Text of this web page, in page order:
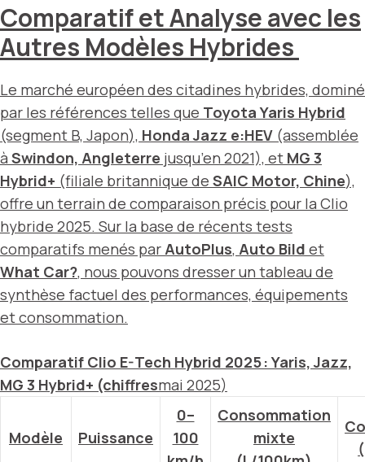
Comparatif et Analyse avec les
Autres Modèles Hybrides
Le marché européen des citadines hybrides, dominé
par les références telles que Toyota Yaris Hybrid
(segment B, Japon), Honda Jazz e:HEV (assemblée
à Swindon, Angleterre jusqu’en 2021), et MG 3
Hybrid+ (filiale britannique de SAIC Motor, Chine),
offre un terrain de comparaison précis pour la Clio
hybride 2025. Sur la base de récents tests
comparatifs menés par AutoPlus, Auto Bild et
What Car?, nous pouvons dresser un tableau de
synthèse factuel des performances, équipements
et consommation.
Comparatif Clio E-Tech Hybrid 2025 : Yaris, Jazz,
MG 3 Hybrid+ (chiffresmai 2025)
Modèle Puissance
0–
100
Consommation
mixte